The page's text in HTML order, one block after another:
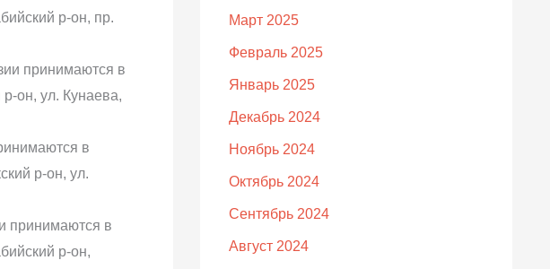
р-он, пр.
принимаются в
он, ул. Кунаева,
в
р-он, ул.
принимаются в
р-он,
Март 2025
Февраль 2025
Январь 2025
Декабрь 2024
Ноябрь 2024
Октябрь 2024
Сентябрь 2024
Август 2024